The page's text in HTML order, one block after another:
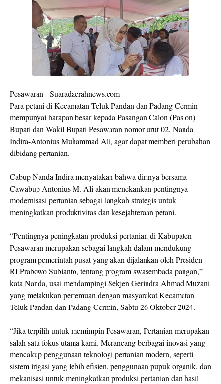
Pesawaran - Suaradaerahnews.com
Para petani di Kecamatan Teluk Pandan dan Padang Cermin
mempunyai harapan besar kepada Pasangan Calon (Paslon)
Bupati dan Wakil Bupati Pesawaran nomor urut 02, Nanda
Indira-Antonius Muhammad Ali, agar dapat memberi perubahan
dibidang pertanian.
Cabup Nanda Indira menyatakan bahwa dirinya bersama
Cawabup Antonius M. Ali akan menekankan pentingnya
modernisasi pertanian sebagai langkah strategis untuk
meningkatkan produktivitas dan kesejahteraan petani.
“Pentingnya peningkatan produksi pertanian di Kabupaten
Pesawaran merupakan sebagai langkah dalam mendukung
program pemerintah pusat yang akan dijalankan oleh Presiden
RI Prabowo Subianto, tentang program swasembada pangan,”
kata Nanda, usai mendampingi Sekjen Gerindra Ahmad Muzani
yang melakukan pertemuan dengan masyarakat Kecamatan
Teluk Pandan dan Padang Cermin, Sabtu 26 Oktober 2024.
“Jika terpilih untuk memimpin Pesawaran, Pertanian merupakan
salah satu fokus utama kami. Merancang berbagai inovasi yang
mencakup penggunaan teknologi pertanian modern, seperti
sistem irigasi yang lebih efisien, penggunaan pupuk organik, dan
mekanisasi untuk meningkatkan produksi pertanian dan hasil